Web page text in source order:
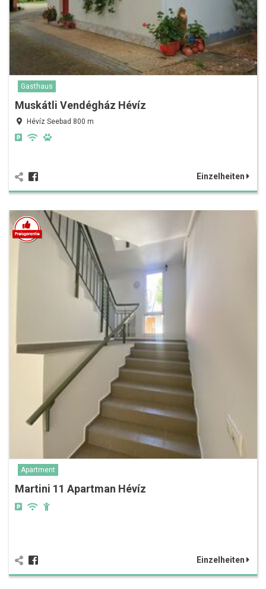
Gasthaus
Muskátli Vendégház Hévíz
Hévíz Seebad 800 m
Einzelheiten
Apartment
Martini 11 Apartman Hévíz
Einzelheiten